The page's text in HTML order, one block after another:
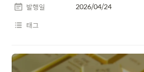
발행일
2026/04/24
태그